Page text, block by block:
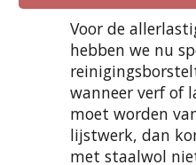
Voor de
hebben we nu
wanneer verf of
moet worden
lijstwerk, dan
met staalwol